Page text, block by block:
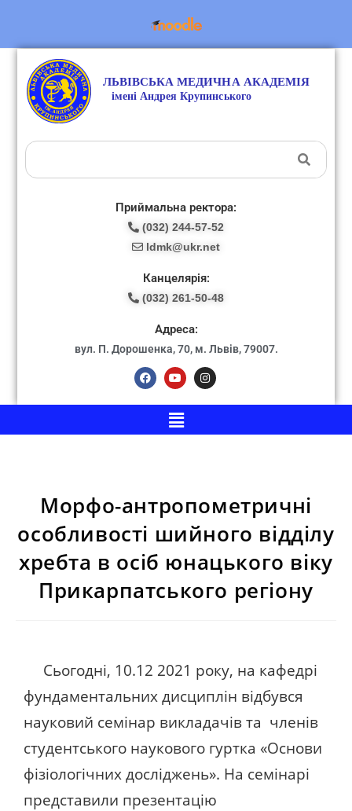
Приймальна ректора:
(032) 244-57-52
ldmk@ukr.net
Канцелярія:
(032) 261-50-48
Адреса:
вул. П. Дорошенка, 70, м. Львів, 79007.
Морфо-антропометричні
особливості шийного відділу
хребта в осіб юнацького віку
Прикарпатського регіону
Сьогодні, 10.12 2021 року, на кафедрі
фундаментальних дисциплін відбувся
науковий семінар викладачів та членів
студентського наукового гуртка «Основи
фізіологічних досліджень». На семінарі
представили презентацію